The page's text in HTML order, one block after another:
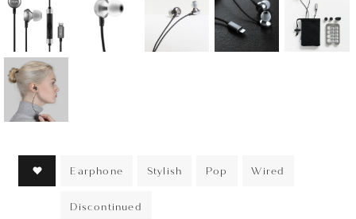
ALL COLLECTIONS
Earphone Stylish Pop Wired
Discontinued